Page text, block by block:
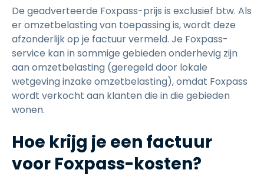
De geadverteerde Foxpass-prijs is exclusief btw. Als
er omzetbelasting van toepassing is, wordt deze
afzonderlijk op je factuur vermeld. Je Foxpass-
service kan in sommige gebieden onderhevig zijn
aan omzetbelasting (geregeld door lokale
wetgeving inzake omzetbelasting), omdat Foxpass
wordt verkocht aan klanten die in die gebieden
wonen.
Hoe krijg je een factuur
voor Foxpass-kosten?